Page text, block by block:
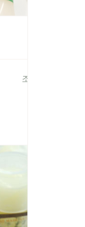
조회수 21127